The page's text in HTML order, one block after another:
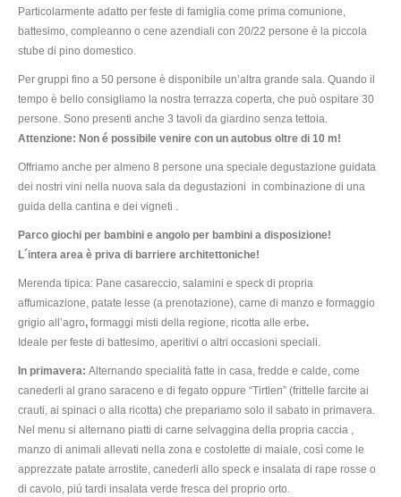
Particolarmente adatto per feste di famiglia come prima comunione,
battesimo, compleanno o cene azendiali con 20/22 persone è la piccola
stube di pino domestico.
Per gruppi fino a 50 persone è disponibile un’altra grande sala. Quando il
tempo è bello consigliamo la nostra terrazza coperta, che può ospitare 30
persone. Sono presenti anche 3 tavoli da giardino senza tettoia.
Attenzione: Non é possibile venire con un autobus oltre di 10 m!
Offriamo anche per almeno 8 persone una speciale degustazione guidata
dei nostri vini nella nuova sala da degustazioni in combinazione di una
guida della cantina e dei vigneti .
Parco giochi per bambini e angolo per bambini a disposizione!
L´intera area è priva di barriere architettoniche!
Merenda tipica: Pane casareccio, salamini e speck di propria
affumicazione, patate lesse (a prenotazione), carne di manzo e formaggio
grigio all’agro, formaggi misti della regione, ricotta alle erbe.
Ideale per feste di battesimo, aperitivi o altri occasioni speciali.
In primavera: Alternando specialità fatte in casa, fredde e calde, come
canederli al grano saraceno e di fegato oppure “Tirtlen” (frittelle farcite ai
crauti, ai spinaci o alla ricotta) che prepariamo solo il sabato in primavera.
Nel menu si alternano piatti di carne selvaggina della propria caccia ,
manzo di animali allevati nella zona e costolette di maiale, così come le
apprezzate patate arrostite, canederli allo speck e insalata di rape rosse o
di cavolo, piú tardi insalata verde fresca del proprio orto.